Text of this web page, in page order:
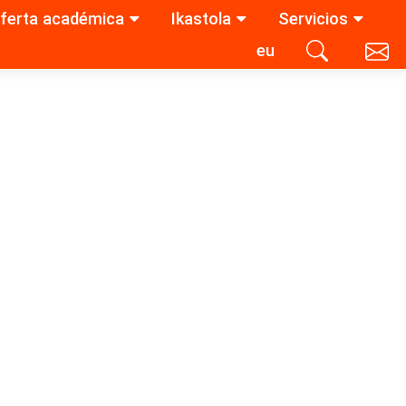
académica Ikastola
Servicios
eu
Buscar
Contacta con nosotros